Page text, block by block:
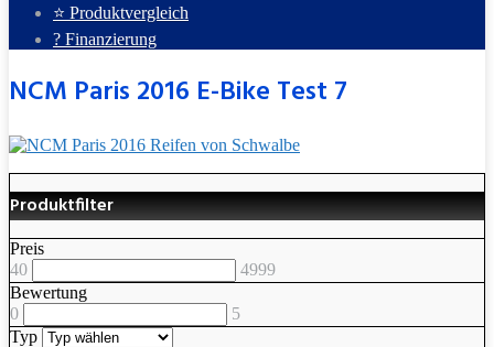
⭐ Produktvergleich
? Finanzierung
NCM Paris 2016 E-Bike Test 7
Produktfilter
Preis
40
4999
Bewertung
0
5
Typ